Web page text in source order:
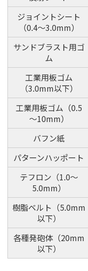
■カット条件の複
ツール別に圧力、
ットなどのカット条
■豊富なアクセサ
・レシプロカッタ
ット
CF2-RC/RTに標準添付
・多彩なホルダー
対応
ジョイントシート
（0.4～3.0mm）
サンドブラスト用ゴ
ム
工業用板ゴム
（3.0mm以下）
工業用板ゴム（0.5
～10mm）
バフン紙
パターンハッポート
テフロン（1.0～
5.0mm）
樹脂ベルト（5.0mm
以下）
各種発砲体（20mm
以下）